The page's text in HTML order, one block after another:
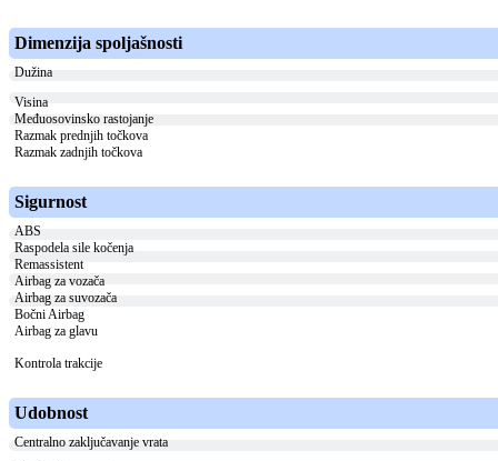
Dimenzija spoljašnosti
Dužina
Visina
Međuosovinsko rastojanje
Razmak prednjih točkova
Razmak zadnjih točkova
Sigurnost
ABS
Raspodela sile kočenja
Remassistent
Airbag za vozača
Airbag za suvozača
Bočni Airbag
Airbag za glavu
Kontrola trakcije
Udobnost
Centralno zaključavanje vrata